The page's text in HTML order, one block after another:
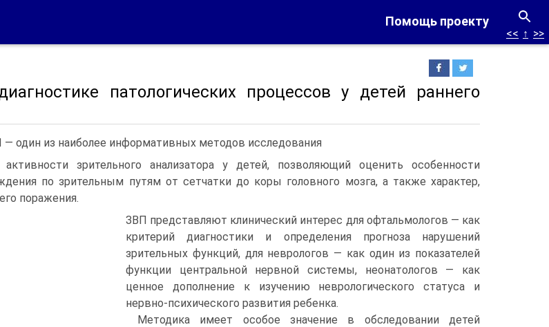
Помощь проекту
<< ↑ >>
патологических процессов у детей раннего
— один из наиболее информативных методов исследования
активности зрительного анализатора у детей, позволяющий оценить особенности
по зрительным путям от сетчатки до коры головного мозга, а также характер,
поражения.
ЗВП представляют клинический интерес для офтальмологов — как
критерий диагностики и определения прогноза нарушений
зрительных функций, для неврологов — как один из показателей
функции центральной нервной системы, неонатологов — как
ценное дополнение к изучению неврологического статуса и
нервно-психического развития ребенка.
Методика имеет особое значение в обследовании детей